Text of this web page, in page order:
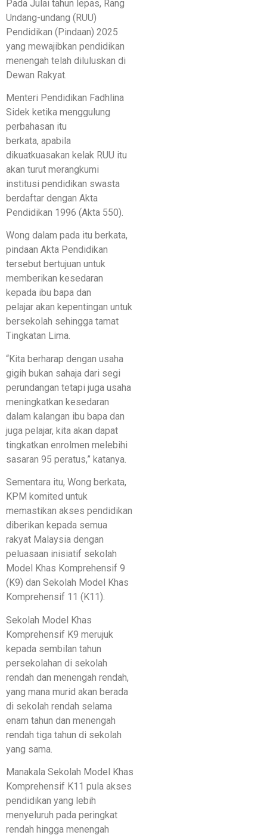
Pada Julai tahun lepas, Rang
Undang-undang (RUU)
Pendidikan (Pindaan) 2025
yang mewajibkan pendidikan
menengah telah diluluskan di
Dewan Rakyat.
Menteri Pendidikan Fadhlina
Sidek ketika menggulung
perbahasan itu
berkata, apabila
dikuatkuasakan kelak RUU itu
akan turut merangkumi
institusi pendidikan swasta
berdaftar dengan Akta
Pendidikan 1996 (Akta 550).
Wong dalam pada itu berkata,
pindaan Akta Pendidikan
tersebut bertujuan untuk
memberikan kesedaran
kepada ibu bapa dan
pelajar akan kepentingan untuk
bersekolah sehingga tamat
Tingkatan Lima.
“Kita berharap dengan usaha
gigih bukan sahaja dari segi
perundangan tetapi juga usaha
meningkatkan kesedaran
dalam kalangan ibu bapa dan
juga pelajar, kita akan dapat
tingkatkan enrolmen melebihi
sasaran 95 peratus,” katanya.
Sementara itu, Wong berkata,
KPM komited untuk
memastikan akses pendidikan
diberikan kepada semua
rakyat Malaysia dengan
peluasaan inisiatif sekolah
Model Khas Komprehensif 9
(K9) dan Sekolah Model Khas
Komprehensif 11 (K11).
Sekolah Model Khas
Komprehensif K9 merujuk
kepada sembilan tahun
persekolahan di sekolah
rendah dan menengah rendah,
yang mana murid akan berada
di sekolah rendah selama
enam tahun dan menengah
rendah tiga tahun di sekolah
yang sama.
Manakala Sekolah Model Khas
Komprehensif K11 pula akses
pendidikan yang lebih
menyeluruh pada peringkat
rendah hingga menengah